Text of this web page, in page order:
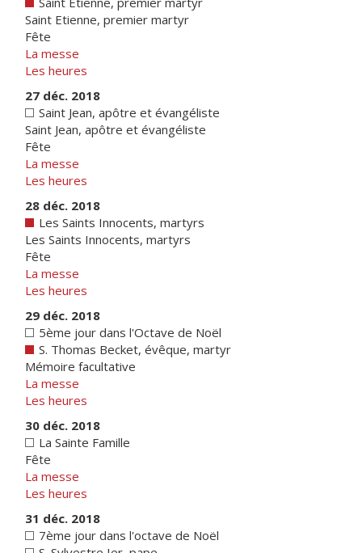
Saint Etienne, premier martyr
Fête
La messe
Les heures
27 déc. 2018
Saint Jean, apôtre et évangéliste
Saint Jean, apôtre et évangéliste
Fête
La messe
Les heures
28 déc. 2018
Les Saints Innocents, martyrs
Les Saints Innocents, martyrs
Fête
La messe
Les heures
29 déc. 2018
5ème jour dans l'Octave de Noël
S. Thomas Becket, évêque, martyr
Mémoire facultative
La messe
Les heures
30 déc. 2018
La Sainte Famille
Fête
La messe
Les heures
31 déc. 2018
7ème jour dans l'octave de Noël